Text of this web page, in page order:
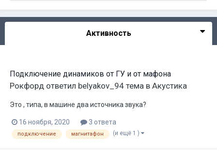
Активность
Подключение динамиков от ГУ и от мафона
Рокфорд ответил belyakov_94 тема в Акустика
Это , типа, в машине два источника звука?
16 ноября, 2020 3 ответа
подключение магнитафон (и ещё 1 )